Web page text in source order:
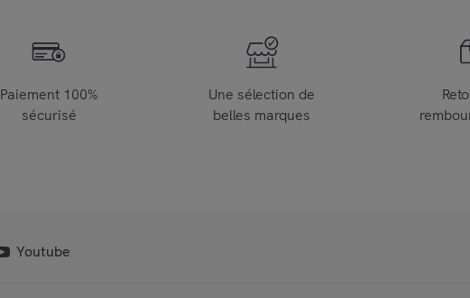
Paiement 100%
sécurisé
Une sélection de
belles marques
Youtube